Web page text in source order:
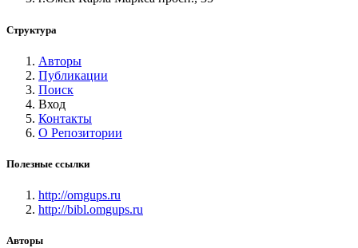
Структура
Авторы
Публикации
Поиск
Вход
Контакты
О Репозитории
Полезные ссылки
http://omgups.ru
http://bibl.omgups.ru
Авторы